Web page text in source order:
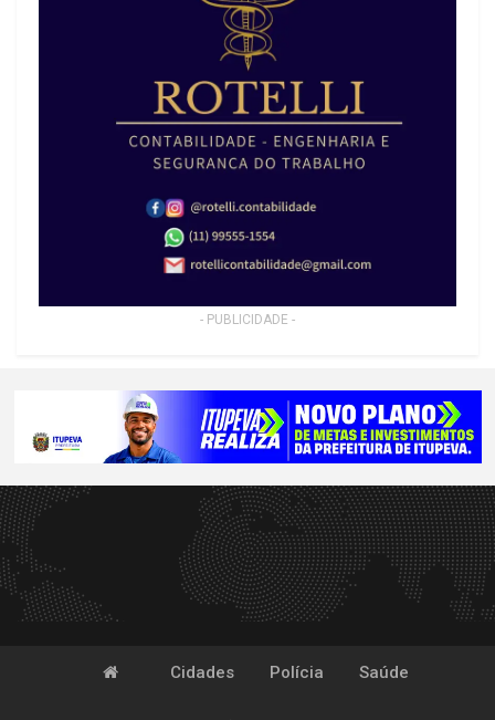
- PUBLICIDADE -
Cidades Polícia Saúde